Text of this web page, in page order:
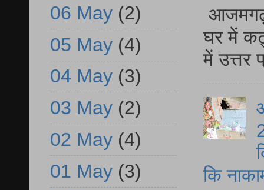
घर में
में
कि
06 May (2)
05 May (4)
04 May (3)
03 May (2)
02 May (4)
01 May (3)